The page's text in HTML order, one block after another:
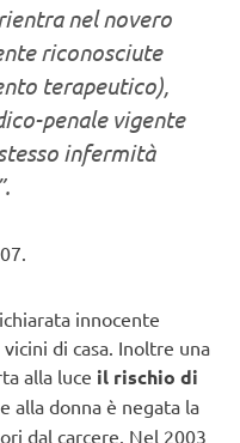
nel novero
riconosciute
terapeutico),
penale vigente
infermità
innocente
di casa. Inoltre una
alla luce il rischio di
alla donna è negata la
dal carcere. Nel 2003